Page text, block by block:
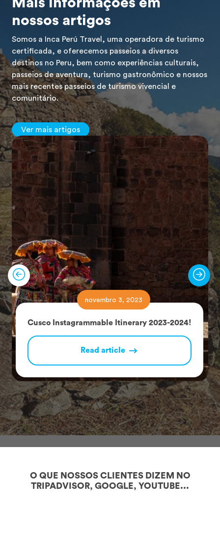
nossos artigos
Somos a Inca Perú Travel, uma operadora de turismo
certificada, e oferecemos passeios a diversos
destinos no Peru, bem como experiências culturais,
passeios de aventura, turismo gastronômico e nossos
mais recentes passeios de turismo vivencial e
comunitário.
Ver mais artigos
novembro 3, 2023
Cusco Instagrammable Itinerary 2023-2024!
Read article
O QUE NOSSOS CLIENTES DIZEM NO
TRIPADVISOR, GOOGLE, YOUTUBE...